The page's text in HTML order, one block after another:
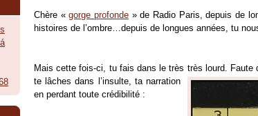
Chère «gorge profonde » de Radio Paris, depuis de
histoires de l’ombre…depuis de longues années, tu
Mais cette fois-ci, tu fais dans le très très lourd. Faute
te lâches dans l’insulte, ta narration
en perdant toute crédibilité :